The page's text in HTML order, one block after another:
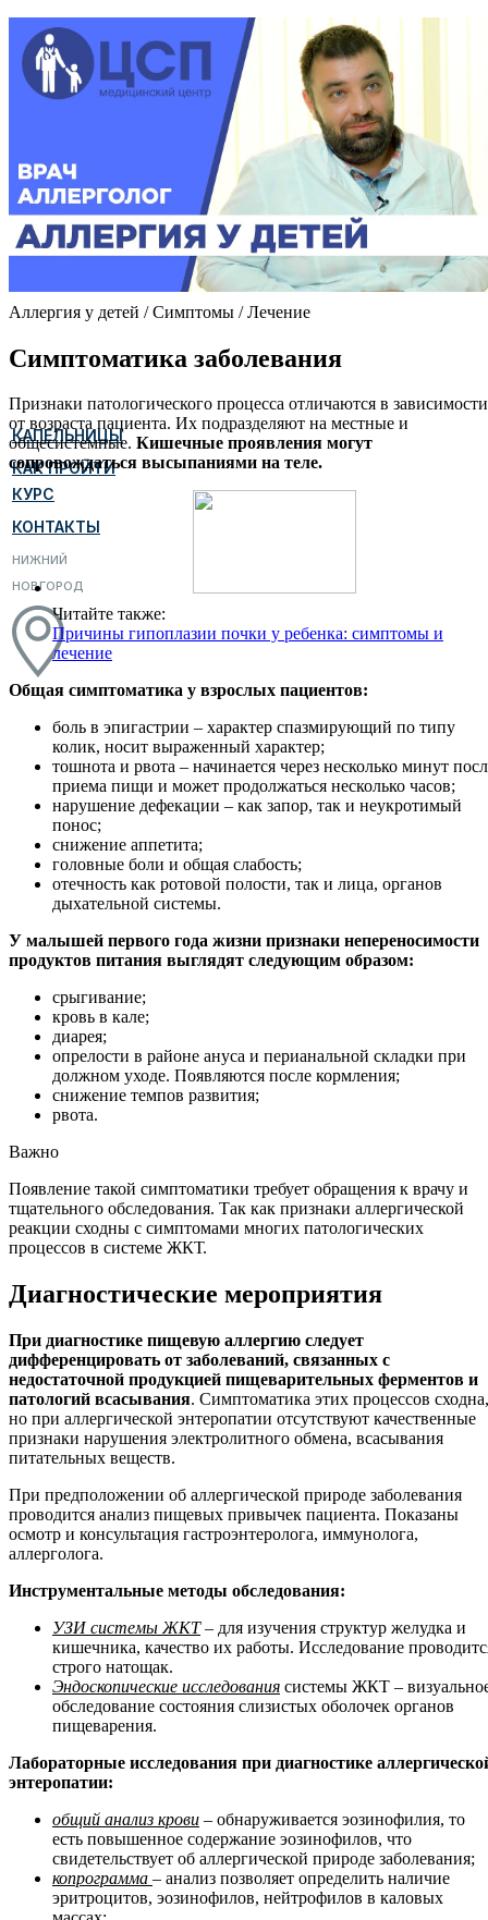
КАПЕЛЬНИЦЫ
КАК ПРОЙТИ
КУРС
КОНТАКТЫ
НИЖНИЙ
НОВГОРОД
Аллергия у детей / Симптомы / Лечение
Симптоматика заболевания
Признаки патологического процесса отличаются в зависимости
от возраста пациента. Их подразделяют на местные и
общесистемные. Кишечные проявления могут
сопровождаться высыпаниями на теле.
Читайте также:
Причины гипоплазии почки у ребенка: симптомы и
лечение
Общая симптоматика у взрослых пациентов:
боль в эпигастрии – характер спазмирующий по типу
колик, носит выраженный характер;
тошнота и рвота – начинается через несколько минут
приема пищи и может продолжаться несколько часов;
нарушение дефекации – как запор, так и неукротимый
понос;
снижение аппетита;
головные боли и общая слабость;
отечность как ротовой полости, так и лица, органов
дыхательной системы.
У малышей первого года жизни признаки непереносимости
продуктов питания выглядят следующим образом:
срыгивание;
кровь в кале;
диарея;
опрелости в районе ануса и перианальной складки при
должном уходе. Появляются после кормления;
снижение темпов развития;
рвота.
Важно
Появление такой симптоматики требует обращения к врачу и
тщательного обследования. Так как признаки аллергической
реакции сходны с симптомами многих патологических
процессов в системе ЖКТ.
Диагностические мероприятия
При диагностике пищевую аллергию следует
дифференцировать от заболеваний, связанных с
недостаточной продукцией пищеварительных ферментов и
патологий всасывания. Симптоматика этих процессов сходна,
но при аллергической энтеропатии отсутствуют качественные
признаки нарушения электролитного обмена, всасывания
питательных веществ.
При предположении об аллергической природе заболевания
проводится анализ пищевых привычек пациента. Показаны
осмотр и консультация гастроэнтеролога, иммунолога,
аллерголога.
Инструментальные методы обследования:
УЗИ системы ЖКТ– для изучения структур желудка и
кишечника, качество их работы. Исследование
строго натощак.
Эндоскопические исследования системы ЖКТ –
обследование состояния слизистых оболочек органов
пищеварения.
Лабораторные исследования при диагностике
энтеропатии:
общий анализ крови – обнаруживается эозинофилия, то
есть повышенное содержание эозинофилов, что
свидетельствует об аллергической природе заболевания;
копрограмма – анализ позволяет определить наличие
эритроцитов, эозинофилов, нейтрофилов в каловых